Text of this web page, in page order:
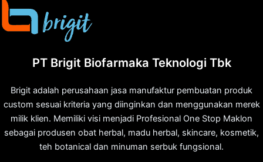
PT Brigit Biofarmaka Teknologi Tbk
Brigit adalah perusahaan jasa manufaktur pembuatan produk
custom sesuai kriteria yang diinginkan dan menggunakan merek
milik klien. Memiliki visi menjadi Profesional One Stop Maklon
sebagai produsen obat herbal, madu herbal, skincare, kosmetik,
teh botanical dan minuman serbuk fungsional.